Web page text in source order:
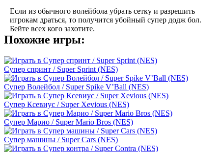
Если из обычного волейбола убрать сетку и разрешить
игрокам драться, то получится убойный супер додж бол.
Бейте всех кого захотите.
Похожие игры:
Супер спринт / Super Sprint (NES)
Супер Волейбол / Super Spike V’Ball (NES)
Супер Ксевиус / Super Xevious (NES)
Супер Марио / Super Mario Bros (NES)
Супер машины / Super Cars (NES)